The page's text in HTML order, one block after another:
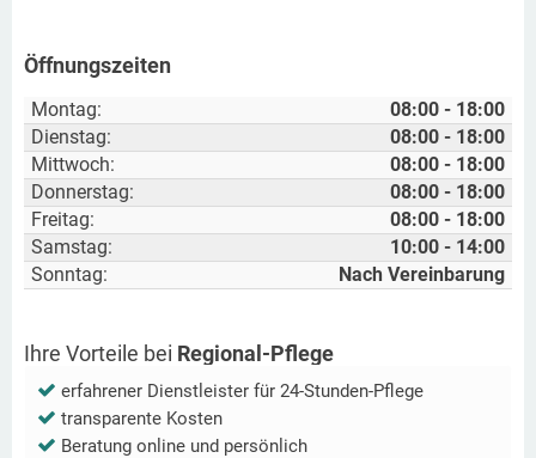
Öffnungszeiten
Montag:
08:00 - 18:00
Dienstag:
08:00 - 18:00
Mittwoch:
08:00 - 18:00
Donnerstag:
08:00 - 18:00
Freitag:
08:00 - 18:00
Samstag:
10:00 - 14:00
Sonntag:
Nach Vereinbarung
Ihre Vorteile bei Regional-Pflege
erfahrener Dienstleister für 24-Stunden-Pflege
transparente Kosten
Beratung online und persönlich